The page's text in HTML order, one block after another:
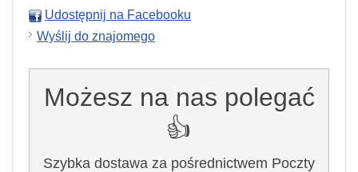
Udostępnij na Facebooku
Wyślij do znajomego
Możesz na nas polegać
👍
Szybka dostawa za pośrednictwem Poczty